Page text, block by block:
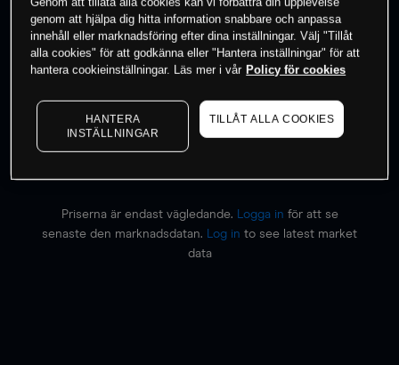
0% av kunderna har enposition i detta
instrument
Börja handla
Priserna är endast vägledande. Logga in för att se
senaste den marknadsdatan.
Log in to see latest market
data
genom att hjälpa dig hitta information snabbare och anpassa
innehåll eller marknadsföring efter dina inställningar. Välj "Tillåt
alla cookies" för att godkänna eller "Hantera inställningar" för att
hantera cookieinställningar. Läs mer i vår Policy för cookies
HANTERA
INSTÄLLNINGAR
TILLÅT ALLA COOKIES